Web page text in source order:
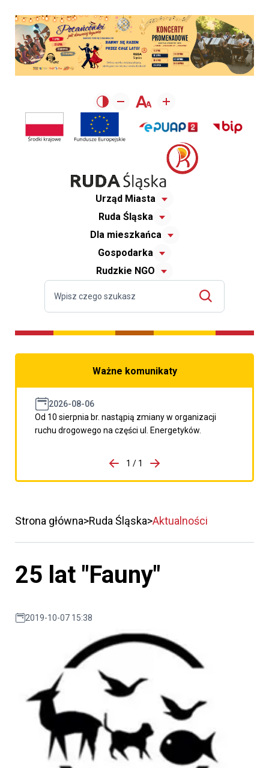
Urząd Miasta
Ruda Śląska
Dla mieszkańca
Gospodarka
Rudzkie NGO
Ważne komunikaty
2026-08-06
Od 10 sierpnia br. nastąpią zmiany w organizacji
ruchu drogowego na części ul. Energetyków.
porzpedniego komunikatu
1 / 1
Przejdź do następnego
Strona główna Ruda Śląska Aktualności
25 lat "Fauny"
2019-10-07 15:38